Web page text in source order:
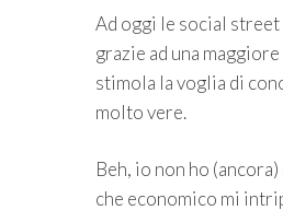
Ad oggi le social
grazie ad una
stimola la voglia di
molto vere.
Beh, io non ho
che economico mi